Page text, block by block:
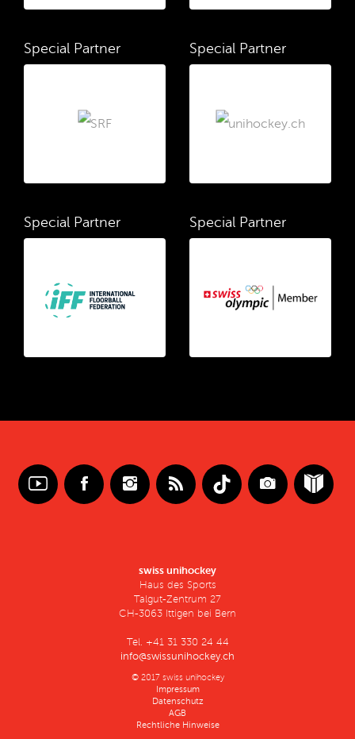
Special Partner Special Partner
Special Partner Special Partner
swiss unihockey
Haus des Sports
Talgut-Zentrum 27
CH-3063 Ittigen bei Bern
Tel. +41 31 330 24 44
info@swissunihockey.ch
© 2017 swiss unihockey
Impressum
Datenschutz
AGB
Rechtliche Hinweise